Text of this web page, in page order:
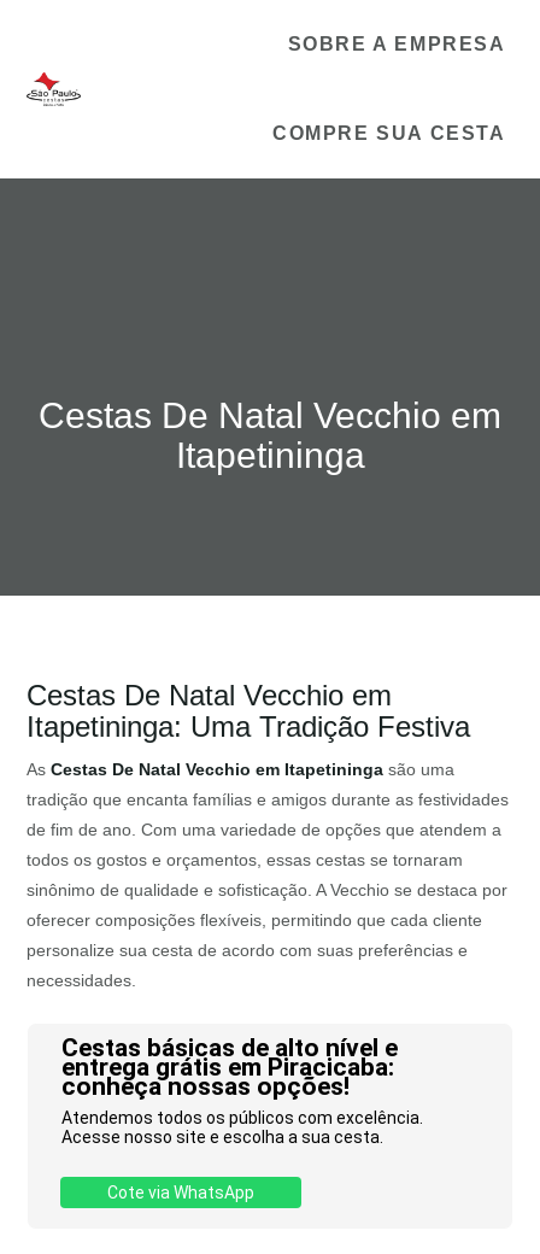
SOBRE A EMPRESA
COMPRE SUA CESTA
Cestas De Natal Vecchio em
Itapetininga
Cestas De Natal Vecchio em
Itapetininga: Uma Tradição Festiva
AsCestas De Natal Vecchio em Itapetininga são uma
tradição que encanta famílias e amigos durante as festividades
de fim de ano. Com uma variedade de opções que atendem a
todos os gostos e orçamentos, essas cestas se tornaram
sinônimo de qualidade e sofisticação. A Vecchio se destaca por
oferecer composições flexíveis, permitindo que cada cliente
personalize sua cesta de acordo com suas preferências e
necessidades.
Cestas básicas de alto nível e
entrega grátis em Piracicaba:
conheça nossas opções!
Atendemos todos os públicos com excelência.
Acesse nosso site e escolha a sua cesta.
Cote via WhatsApp